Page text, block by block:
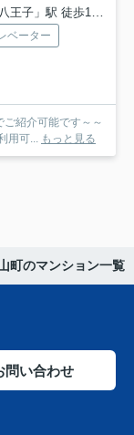
子」駅 徒歩11分
ベーター
紹介可能です～～
用可...
もっと見る
町のマンション一覧
問い合わせ